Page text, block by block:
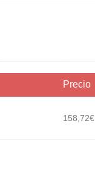
Precio
158,72€